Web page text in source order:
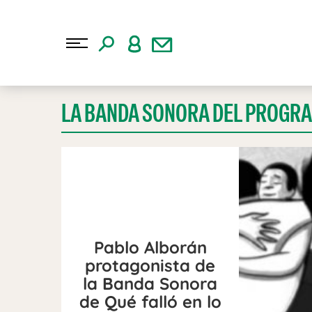
LA BANDA SONORA DEL
Pablo Alborán
protagonista de
la Banda Sonora
de Qué falló en lo